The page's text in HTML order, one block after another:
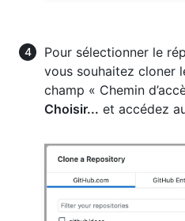
Pour sélectionner le
vous souhaitez cloner
champ « Chemin
Choisir... et accédez